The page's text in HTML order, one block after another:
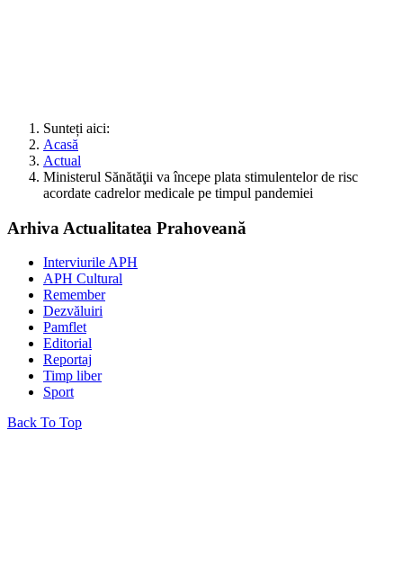
Sunteți aici:
Acasă
Actual
Ministerul Sănătăţii va începe plata stimulentelor de risc
acordate cadrelor medicale pe timpul pandemiei
Arhiva Actualitatea Prahoveană
Interviurile APH
APH Cultural
Remember
Dezvăluiri
Pamflet
Editorial
Reportaj
Timp liber
Sport
Back To Top